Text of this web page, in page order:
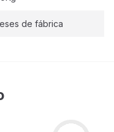
de fábrica